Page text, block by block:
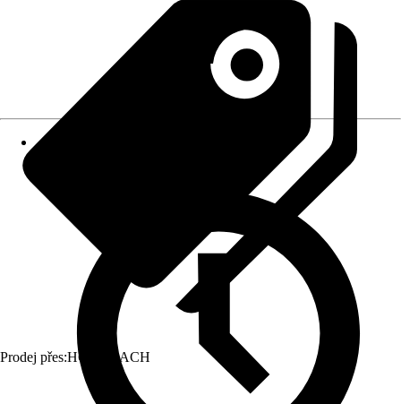
Prodej přes:HORNBACH